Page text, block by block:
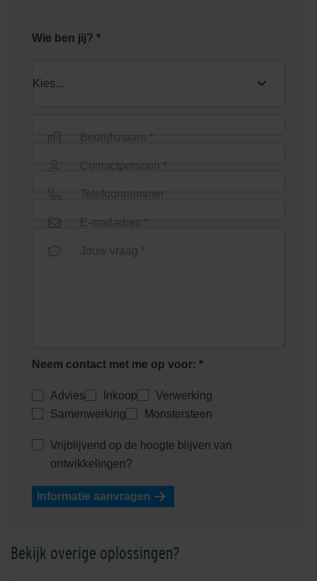
Wie ben jij? *
Bedrijfsnaam *
Contactpersoon *
Telefoonnummer
E-mailadres *
Jouw vraag *
Neem contact met me op voor: *
Advies Inkoop
Verwerking
Samenwerking
Monstersteen
Vrijblijvend op de hoogte blijven van
ontwikkelingen?
Informatie aanvragen
Bekijk overige oplossingen?